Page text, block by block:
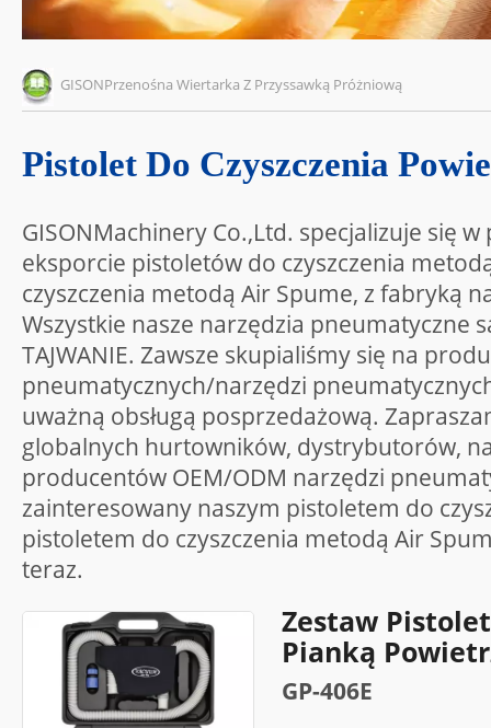
GISONPrzenośna Wiertarka Z Przyssawką Próżniową
Pistolet Do Czyszczenia
GISONMachinery Co.,Ltd. specjalizuje się
eksporcie pistoletów do czyszczenia
czyszczenia metodą Air Spume, z fabryką
Wszystkie nasze narzędzia pneumatyczne
TAJWANIE. Zawsze skupialiśmy się na
pneumatycznych/narzędzi
uważną obsługą posprzedażową.
globalnych hurtowników, dystrybutorów,
producentów OEM/ODM narzędzi
zainteresowany naszym pistoletem do
pistoletem do czyszczenia metodą Air
teraz.
Zestaw
Pianką
GP-406E